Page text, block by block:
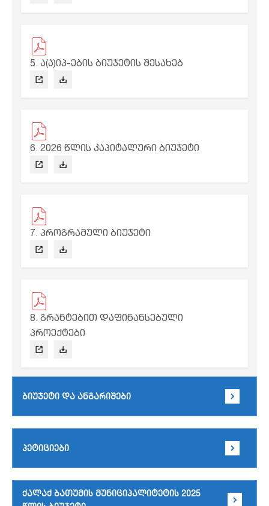
ბიუჯეტი და ანგარიშები
პეტიციები
ქალაქ ბათუმის მუნიციპალიტეტის 2025
5. ა(ა)იპ-ების ბიუჯეტის შესახებ
6. 2026 წლის კაპიტალური ბიუჯეტი
7. პროგრამული ბიუჯეტი
8. გრანტებით დაფინანსებული
პროექტები